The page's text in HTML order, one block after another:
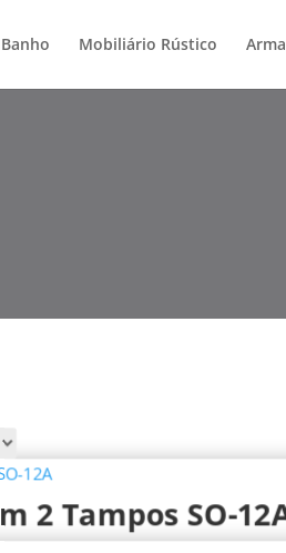
Mobiliário Rústico
2 Tampos SO-